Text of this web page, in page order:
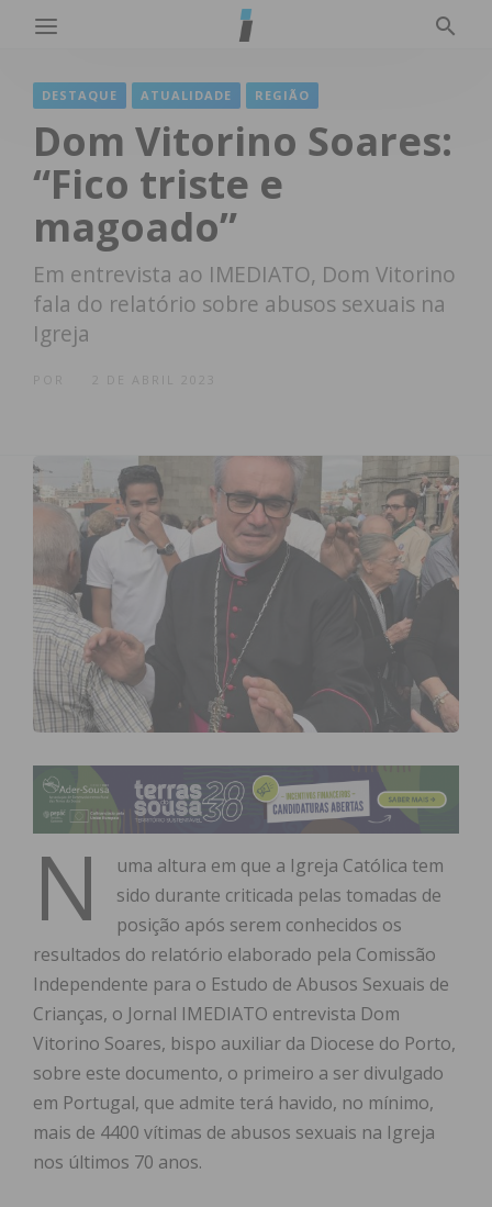
DESTAQUE ATUALIDADE REGIÃO
Dom Vitorino Soares:
“Fico triste e
magoado”
Em entrevista ao IMEDIATO, Dom Vitorino
fala do relatório sobre abusos sexuais na
Igreja
2 DE ABRIL 2023
N
uma altura em que a Igreja Católica tem
sido durante criticada pelas tomadas de
posição após serem conhecidos os
resultados do relatório elaborado pela Comissão
Independente para o Estudo de Abusos Sexuais de
Crianças, o Jornal IMEDIATO entrevista Dom
Vitorino Soares, bispo auxiliar da Diocese do Porto,
sobre este documento, o primeiro a ser divulgado
em Portugal, que admite terá havido, no mínimo,
mais de 4400 vítimas de abusos sexuais na Igreja
nos últimos 70 anos.